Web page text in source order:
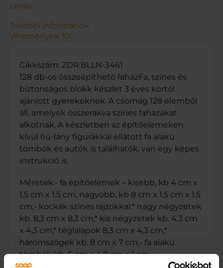
s
é
g
Leírás
További információk
Vélemények (0)
Cikkszám: ZDR.BLLN-3461
128 db-os összeépíthető faházFa, színes és
biztonságos blokk készlet 3 éves kortól
ajánlott gyerekeknek. A csomag 128 elemből
áll, amelyek összerakva színes faházakat
alkotnak. A készletben az építőelemeken
kívül fiú-lány figurákkal ellátott fa alakú
tömbök és autók is találhatók, van egy képes
instrukció is.
Méretek:- fa építőelemek – kisebb, kb 4 cm x
1,5 cm x 1,5 cm, nagyobb, kb 8 cm x 1,5 cm x 1,5
cm,- kockák színes rajzokkal:* nagy négyzetek
kb. 8,3 cm x 8,3 cm,* kis négyzetek kb. 4,3 cm
x 4,3 cm,* téglalapok 8,3 cm x 4,3 cm,*
háromszögek kb. 8 cm x 7 cm,- fa alakú
tömbök kb. 6 cm x 4,8 cm x 1 cm,-
gyermekfigurák, kb. 5 cm x 3 cm x 1 cm,-